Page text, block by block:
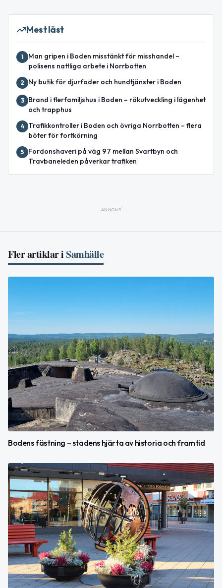
Mest läst
1
Man gripen i Boden misstänkt för misshandel –
polisens nattliga arbete i Norrbotten
2 Ny butik för djurfoder och hundtjänster i Boden
3
Brand i flerfamiljshus i Boden – rökutveckling i lägenhet
och trapphus
4
Trafikkontroller i Boden och övriga Norrbotten – flera
böter för fortkörning
5
Fordonshaveri på väg 97 mellan Svartbyn och
Travbaneleden påverkar trafiken
ANNONS
Fler artiklar iSamhälle
Bodens fästning – stadens hjärta av historia och framtid